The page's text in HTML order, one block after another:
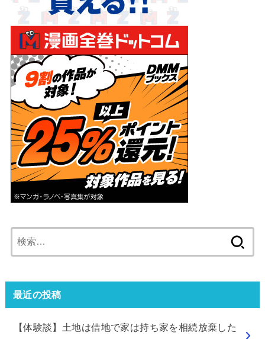
索:
最近の投稿
【体験談】土地は借地で家は持ち家を相続放棄した